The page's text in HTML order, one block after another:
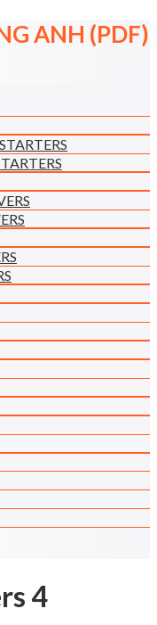
ANH (PDF)
4